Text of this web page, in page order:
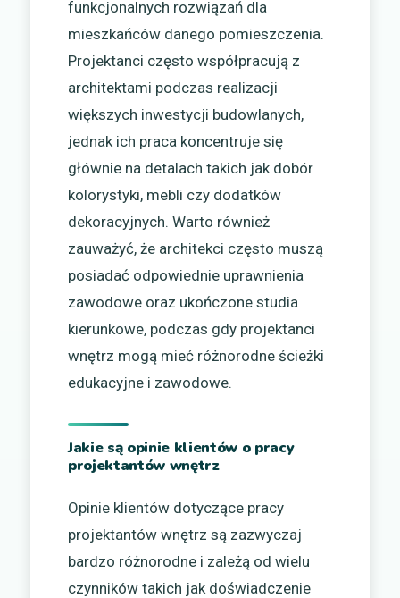
funkcjonalnych rozwiązań dla
mieszkańców danego pomieszczenia.
Projektanci często współpracują z
architektami podczas realizacji
większych inwestycji budowlanych,
jednak ich praca koncentruje się
głównie na detalach takich jak dobór
kolorystyki, mebli czy dodatków
dekoracyjnych. Warto również
zauważyć, że architekci często muszą
posiadać odpowiednie uprawnienia
zawodowe oraz ukończone studia
kierunkowe, podczas gdy projektanci
wnętrz mogą mieć różnorodne ścieżki
edukacyjne i zawodowe.
Jakie są opinie klientów o pracy
projektantów wnętrz
Opinie klientów dotyczące pracy
projektantów wnętrz są zazwyczaj
bardzo różnorodne i zależą od wielu
czynników takich jak doświadczenie